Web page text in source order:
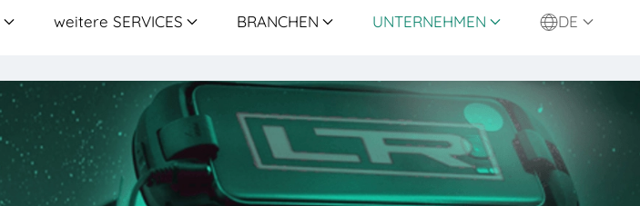
weitere SERVICES BRANCHEN UNTERNEHMEN DE